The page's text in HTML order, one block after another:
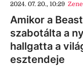
2024. 07. 20., 10:29 Zene
Amikor a
szabotálta a
hallgatta a
esztendeje